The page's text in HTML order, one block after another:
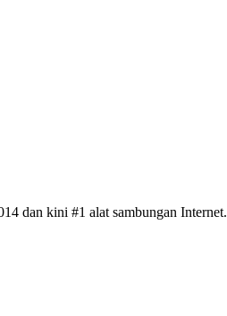
dan kini #1 alat sambungan Internet.